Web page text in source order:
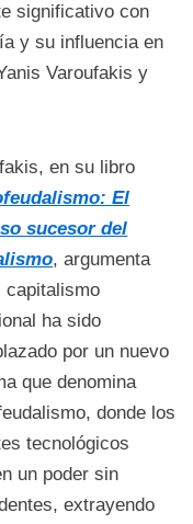
significativo con
y su influencia en
Varoufakis y
en su libro
El
sucesor del
, argumenta
capitalismo
ha sido
por un nuevo
que denomina
donde los
tecnológicos
un poder sin
extrayendo